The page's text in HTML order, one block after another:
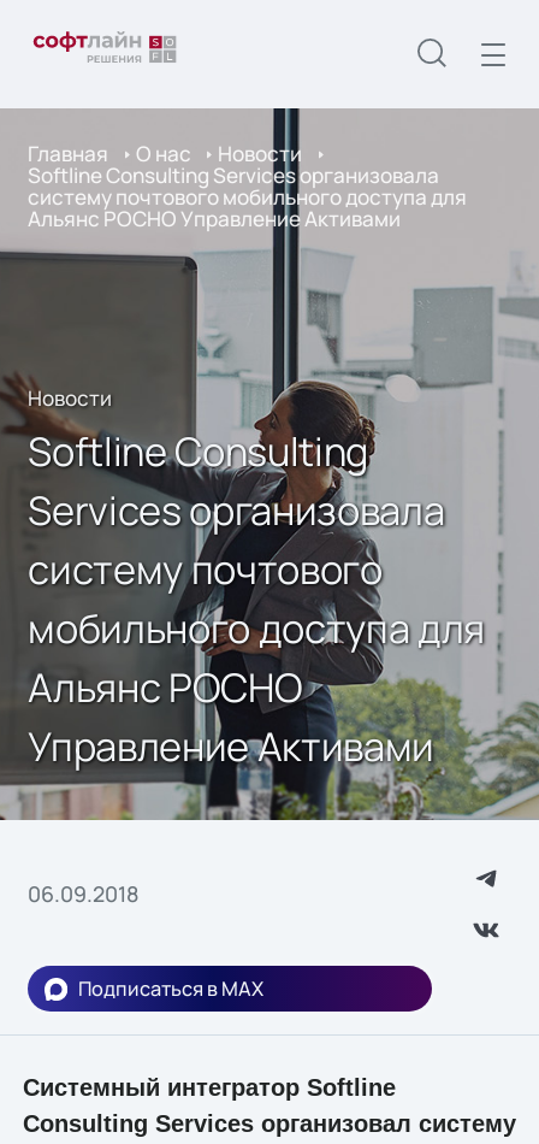
Главная О нас Новости
Softline Consulting Services организовала
систему почтового мобильного доступа для
Альянс РОСНО Управление Активами
Новости
Softline Consulting
Services организовала
систему почтового
мобильного доступа для
Альянс РОСНО
Управление Активами
06.09.2018
Подписаться в MAX
Системный интегратор Softline
Consulting Services организовал систему